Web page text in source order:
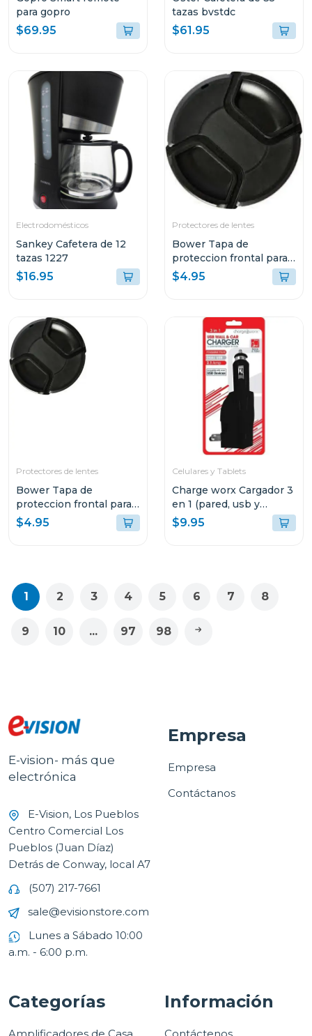
para gopro
$69.95
tazas bvstdc
$61.95
Electrodomésticos
Sankey Cafetera de 12
tazas 1227
$16.95
Protectores de lentes
Bower Tapa de
proteccion frontal para
lentes 67mm
$4.95
Protectores de lentes
Bower Tapa de
proteccion frontal para
lentes 72mm
$4.95
Celulares y Tablets
Charge worx Cargador 3
en 1 (pared, usb y
cargador de coche)
cx3025
$9.95
1 2 3 4 5 6 7 8
9 10 ... 97 98
E-vision- más que
electrónica
E-Vision, Los Pueblos
Centro Comercial Los
Pueblos (Juan Díaz)
Detrás de Conway, local A7
(507) 217-7661
sale@evisionstore.com
Lunes a Sábado 10:00
a.m. - 6:00 p.m.
Empresa
Empresa
Contáctanos
Categorías Información